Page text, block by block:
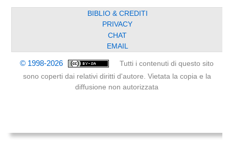
BIBLIO & CREDITI
PRIVACY
CHAT
EMAIL
© 1998-2026
Tutti i contenuti di questo sito
sono coperti dai relativi diritti d'autore. Vietata la copia e la
diffusione non autorizzata